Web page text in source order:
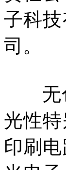
子科
司。
无色
光性
印刷